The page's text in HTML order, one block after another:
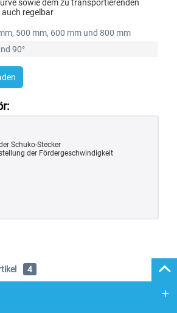
sowie dem zu transportierenden
regelbar
500 mm, 600 mm und 800 mm
90°
Schuko-Stecker
der Fördergeschwindigkeit
4